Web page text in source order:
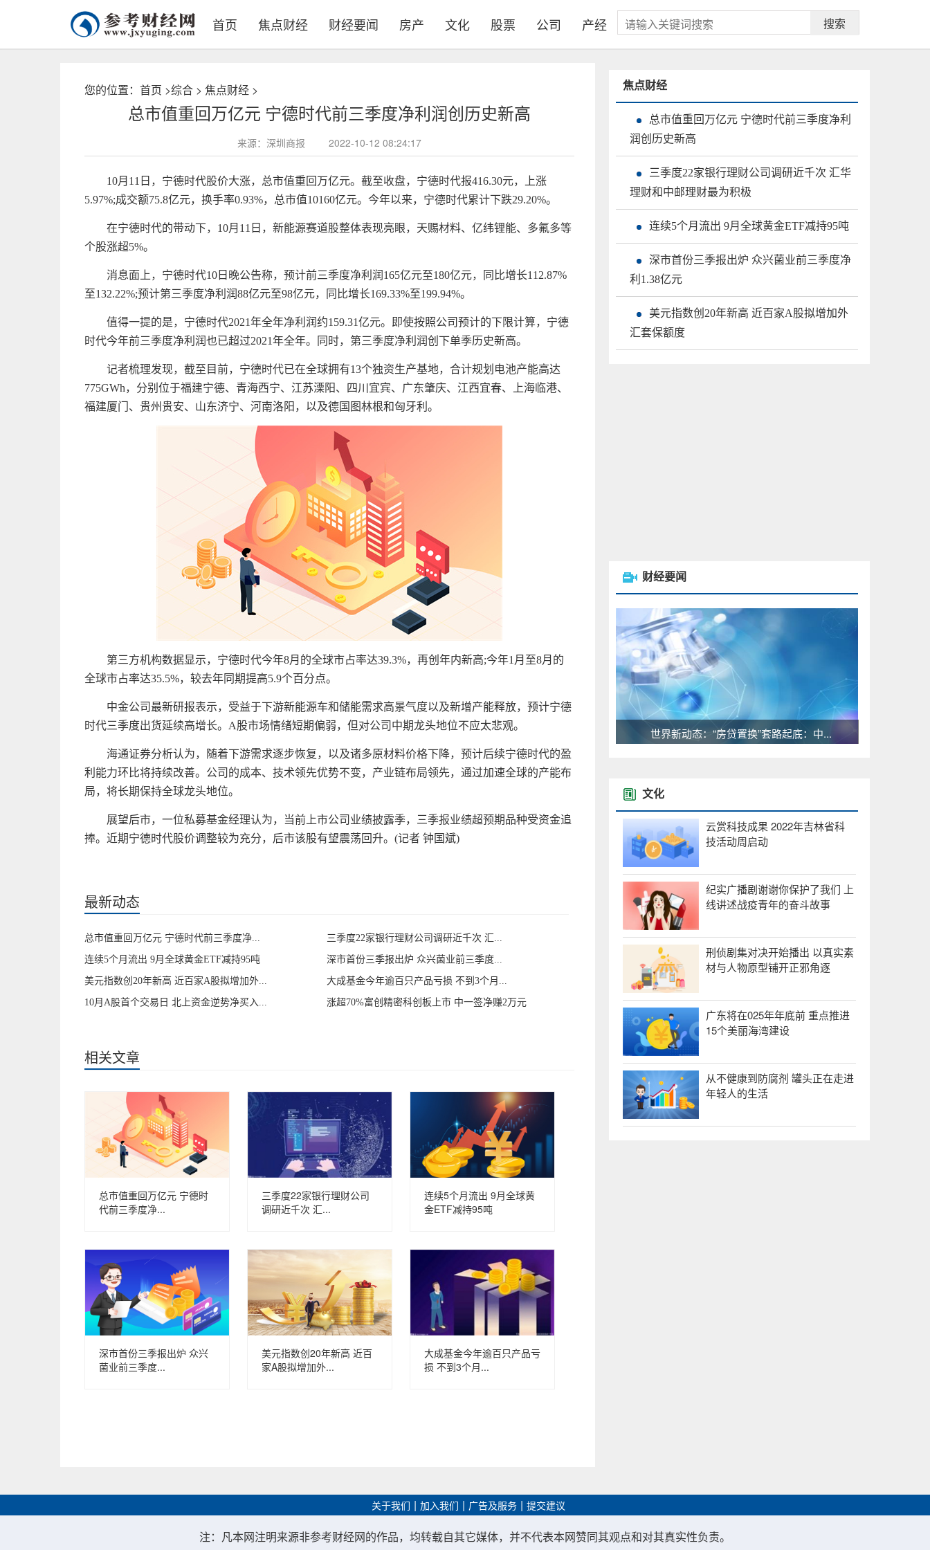
首页 焦点财经 财经要闻 房产 文化 股票 公司 产经 搜索
您的位置： 首页 >综合 > 焦点财经 >
总市值重回万亿元 宁德时代前三季度净利润创历史新高
来源：深圳商报 2022-10-12 08:24:17
10月11日，宁德时代股价大涨，总市值重回万亿元。截至收盘，宁德时代报416.30元，上涨
5.97%;成交额75.8亿元，换手率0.93%，总市值10160亿元。今年以来，宁德时代累计下跌29.20%。
在宁德时代的带动下，10月11日，新能源赛道股整体表现亮眼，天赐材料、亿纬锂能、多氟多等
个股涨超5%。
消息面上，宁德时代10日晚公告称，预计前三季度净利润165亿元至180亿元，同比增长112.87%
至132.22%;预计第三季度净利润88亿元至98亿元，同比增长169.33%至199.94%。
值得一提的是，宁德时代2021年全年净利润约159.31亿元。即使按照公司预计的下限计算，宁德
时代今年前三季度净利润也已超过2021年全年。同时，第三季度净利润创下单季历史新高。
记者梳理发现，截至目前，宁德时代已在全球拥有13个独资生产基地，合计规划电池产能高达
775GWh，分别位于福建宁德、青海西宁、江苏溧阳、四川宜宾、广东肇庆、江西宜春、上海临港、
福建厦门、贵州贵安、山东济宁、河南洛阳，以及德国图林根和匈牙利。
第三方机构数据显示，宁德时代今年8月的全球市占率达39.3%，再创年内新高;今年1月至8月的
全球市占率达35.5%，较去年同期提高5.9个百分点。
中金公司最新研报表示，受益于下游新能源车和储能需求高景气度以及新增产能释放，预计宁德
时代三季度出货延续高增长。A股市场情绪短期偏弱，但对公司中期龙头地位不应太悲观。
海通证券分析认为，随着下游需求逐步恢复，以及诸多原材料价格下降，预计后续宁德时代的盈
利能力环比将持续改善。公司的成本、技术领先优势不变，产业链布局领先，通过加速全球的产能布
局，将长期保持全球龙头地位。
展望后市，一位私募基金经理认为，当前上市公司业绩披露季，三季报业绩超预期品种受资金追
捧。 近期宁德时代股价调整较为充分，后市该股有望震荡回升。(记者 钟国斌)
最新动态
总市值重回万亿元 宁德时代前三季度净... 三季度22家银行理财公司调研近千次 汇...
连续5个月流出 9月全球黄金ETF减持95吨 深市首份三季报出炉 众兴菌业前三季度...
美元指数创20年新高 近百家A股拟增加外... 大成基金今年逾百只产品亏损 不到3个月...
10月A股首个交易日 北上资金逆势净买入... 涨超70%富创精密科创板上市 中一签净赚2万元
相关文章
总市值重回万亿元 宁德时
代前三季度净...
三季度22家银行理财公司
调研近千次 汇...
连续5个月流出 9月全球黄
金ETF减持95吨
深市首份三季报出炉 众兴
菌业前三季度...
美元指数创20年新高 近百
家A股拟增加外...
大成基金今年逾百只产品亏
损 不到3个月...
焦点财经
总市值重回万亿元 宁德时代前三季度净利
润创历史新高
三季度22家银行理财公司调研近千次 汇华
理财和中邮理财最为积极
连续5个月流出 9月全球黄金ETF减持95吨
深市首份三季报出炉 众兴菌业前三季度净
利1.38亿元
美元指数创20年新高 近百家A股拟增加外
汇套保额度
财经要闻
世界新动态：“房贷置换”套路起底：中...
文化
云赏科技成果 2022年吉林省科
技活动周启动
纪实广播剧谢谢你保护了我们 上
线讲述战疫青年的奋斗故事
刑侦剧集对决开始播出 以真实素
材与人物原型铺开正邪角逐
广东将在025年年底前 重点推进
15个美丽海湾建设
从不健康到防腐剂 罐头正在走进
年轻人的生活
关于我们 | 加入我们 | 广告及服务 | 提交建议
注：凡本网注明来源非参考财经网的作品，均转载自其它媒体，并不代表本网赞同其观点和对其真实性负责。